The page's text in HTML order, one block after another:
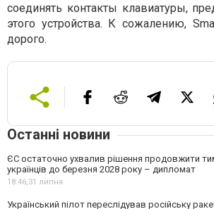
соединять контакты клавиатуры,
этого устройства. К сожалению,
дорого.
Останні новини
ЄС остаточно ухвалив рішення продовжити
українців до березня 2028 року – дипломат
18:46,31 липня
Український пілот переслідував російську